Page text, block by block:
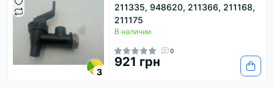
3
211335, 948620, 211366, 211168,
211175
В наличии
0
921 грн